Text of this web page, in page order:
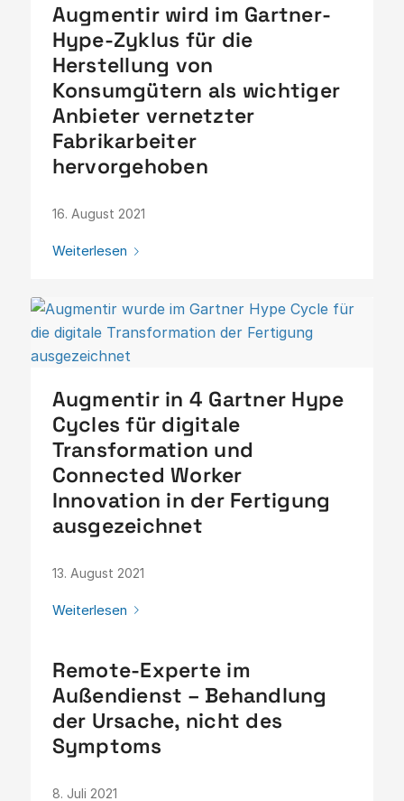
Augmentir wird im Gartner-
Hype-Zyklus für die
Herstellung von
Konsumgütern als wichtiger
Anbieter vernetzter
Fabrikarbeiter
hervorgehoben
16. August 2021
Weiterlesen
Augmentir in 4 Gartner Hype
Cycles für digitale
Transformation und
Connected Worker
Innovation in der Fertigung
ausgezeichnet
13. August 2021
Weiterlesen
Remote-Experte im
Außendienst – Behandlung
der Ursache, nicht des
Symptoms
8. Juli 2021